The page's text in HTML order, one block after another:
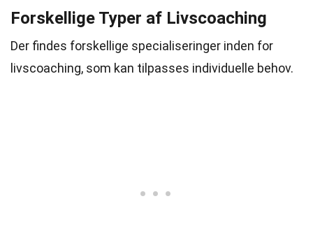
Forskellige Typer af Livscoaching
Der findes forskellige specialiseringer inden for
livscoaching, som kan tilpasses individuelle behov.